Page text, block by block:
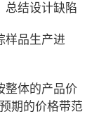
总结设计缺陷
样品生产进
整体的产品价
期的价格带范